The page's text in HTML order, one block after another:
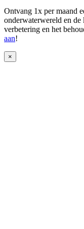
Ontvang 1x per maand
onderwaterwereld en
verbetering en het
aan!
×